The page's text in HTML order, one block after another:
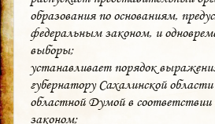
образования по основаниям,
федеральным законом, и
выборы;
устанавливает порядок
губернатору Сахалинской
областной Думой в
законом;